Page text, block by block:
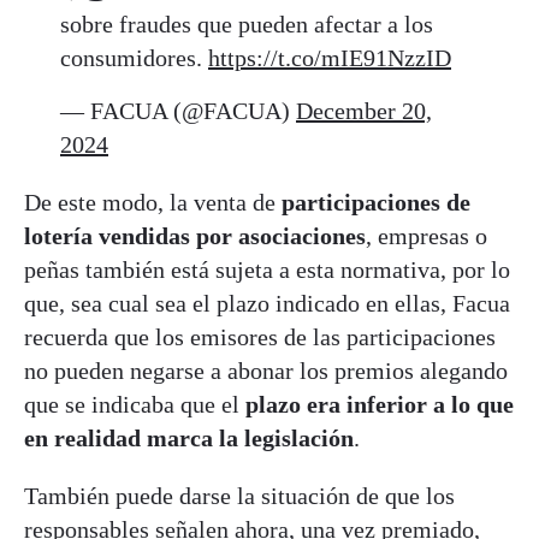
sobre fraudes que pueden afectar a los
consumidores. https://t.co/mIE91NzzID
— FACUA (@FACUA) December 20,
2024
De este modo, la venta de participaciones de
lotería vendidas por asociaciones, empresas o
peñas también está sujeta a esta normativa, por lo
que, sea cual sea el plazo indicado en ellas, Facua
recuerda que los emisores de las participaciones
no pueden negarse a abonar los premios alegando
que se indicaba que el plazo era inferior a lo que
en realidad marca la legislación.
También puede darse la situación de que los
responsables señalen ahora, una vez premiado,